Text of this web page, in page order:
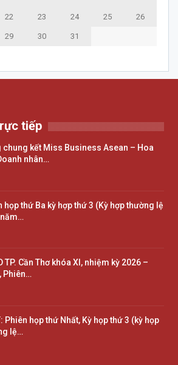
22 23 24 25 26
29 30
31
tiếp
chung kết Miss Business Asean – Hoa
nhân…
họp thứ Ba kỳ hợp thứ 3 (Kỳ hợp thường lệ
TP. Cần Thơ khóa XI, nhiệm kỳ 2026 –
Phiên…
Phiên họp thứ Nhất, Kỳ họp thứ 3 (kỳ họp
lệ…